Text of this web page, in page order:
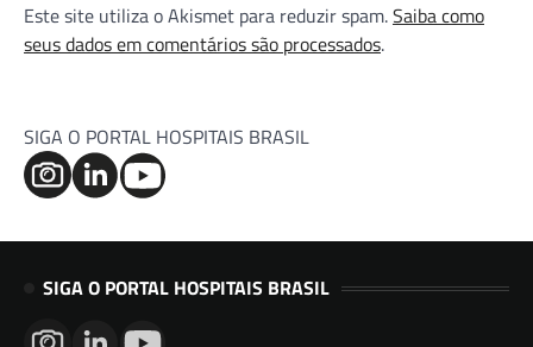
Este site utiliza o Akismet para reduzir spam.Saiba como
seus dados em comentários são processados.
SIGA O PORTAL HOSPITAIS BRASIL
SIGA O PORTAL HOSPITAIS BRASIL